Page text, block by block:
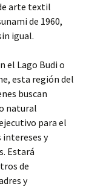
arte textil
de 1960,
igual.
el Lago Budi o
esta región del
buscan
natural
para el
intereses y
Estará
de
y